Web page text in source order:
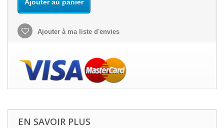
Ajouter au panier
Ajouter à ma liste d'envies
EN SAVOIR PLUS